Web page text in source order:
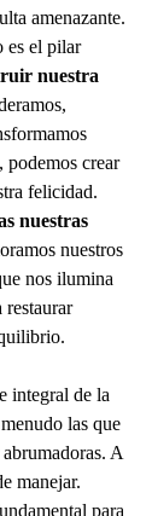
amenazante.
es el pilar
nuestra
podemos crear
felicidad.
nuestras
nuestros
nos ilumina
restaurar
integral de la
las que
A
manejar.
para